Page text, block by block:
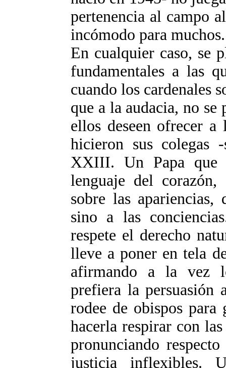
pertenencia al campo
incómodo para muchos.
En cualquier caso, se
fundamentales a las
cuando los cardenales
que a la audacia, no se
ellos deseen ofrecer
hicieron sus colegas
XXIII. Un Papa que
lenguaje del
sobre las
sino a las
respete el derecho
lleve a poner en tela
afirmando a la vez
prefiera la persuasión
rodee de obispos
hacerla respirar con
pronunciando
justicia inflexibles.